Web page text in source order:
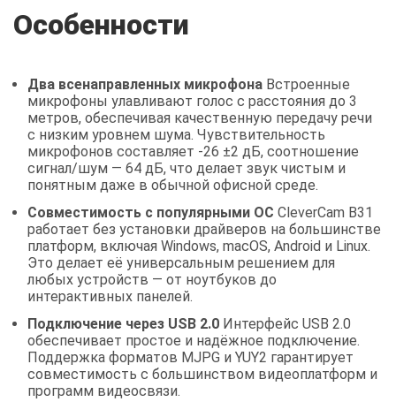
Особенности
Два всенаправленных микрофона Встроенные
микрофоны улавливают голос с расстояния до 3
метров, обеспечивая качественную передачу речи
с низким уровнем шума. Чувствительность
микрофонов составляет -26 ±2 дБ, соотношение
сигнал/шум — 64 дБ, что делает звук чистым и
понятным даже в обычной офисной среде.
Совместимость с популярными ОС CleverCam B31
работает без установки драйверов на большинстве
платформ, включая Windows, macOS, Android и Linux.
Это делает её универсальным решением для
любых устройств — от ноутбуков до
интерактивных панелей.
Подключение через USB 2.0 Интерфейс USB 2.0
обеспечивает простое и надёжное подключение.
Поддержка форматов MJPG и YUY2 гарантирует
совместимость с большинством видеоплатформ и
программ видеосвязи.